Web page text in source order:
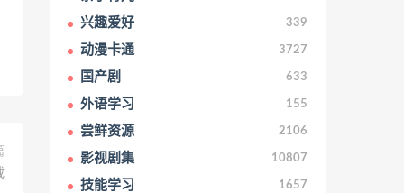
兴趣爱好 339
动漫卡通 3727
国产剧 633
外语学习 155
尝鲜资源 2106
影视剧集 10807
技能学习 1657